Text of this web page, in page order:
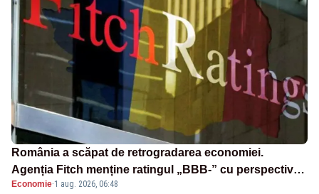
România a scăpat de retrogradarea economiei.
Agenția Fitch menține ratingul „BBB-” cu perspectivă
negativă
Economie·1 aug. 2026, 06:48